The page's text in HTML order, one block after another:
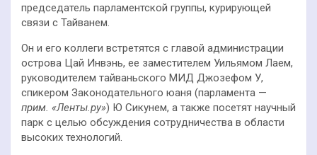
председатель парламентской группы, курирующей
связи с Тайванем.
Он и его коллеги встретятся с главой администрации
острова Цай Инвэнь, ее заместителем Уильямом Лаем,
руководителем тайваньского МИД Джозефом У,
спикером Законодательного юаня (парламента —
прим. «Ленты.ру») Ю Сикунем, а также посетят научный
парк с целью обсуждения сотрудничества в области
высоких технологий.